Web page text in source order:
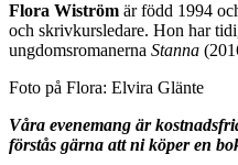
Flora Wiström är född 1994
och skrivkursledare. Hon har
ungdomsromanerna Stanna
Foto på Flora: Elvira Glänte
Våra evenemang är
förstås gärna att ni köper en